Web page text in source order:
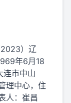
）辽
年6月18
连市中山
理中心，住
人：崔昌